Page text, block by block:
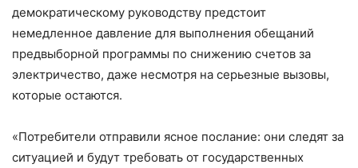
демократическому руководству предстоит
немедленное давление для выполнения обещаний
предвыборной программы по снижению счетов за
электричество, даже несмотря на серьезные вызовы,
которые остаются.
«Потребители отправили ясное послание: они следят за
ситуацией и будут требовать от государственных